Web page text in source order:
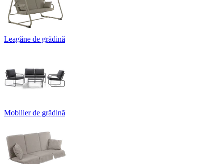
Leagăne de grădină
Mobilier de grădină